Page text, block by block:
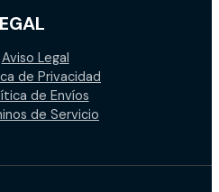
Aviso Legal
de Privacidad
de Envíos
de Servicio